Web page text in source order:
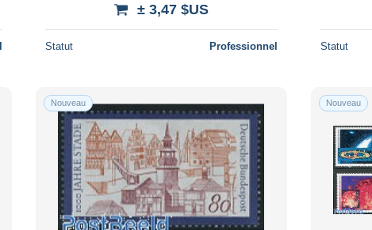
± 3,47 $US
Statut Professionnel Statut
Nouveau Nouveau